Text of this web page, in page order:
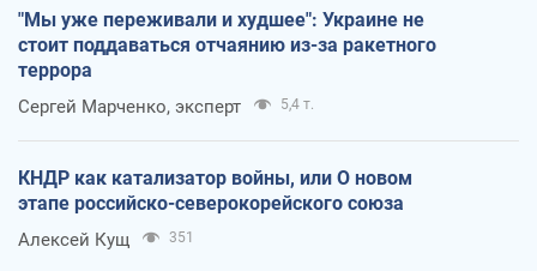
"Мы уже переживали и худшее": Украине не
стоит поддаваться отчаянию из-за ракетного
террора
Сергей Марченко, эксперт 5,4 т.
КНДР как катализатор войны, или О новом
этапе российско-северокорейского союза
Алексей Кущ 351